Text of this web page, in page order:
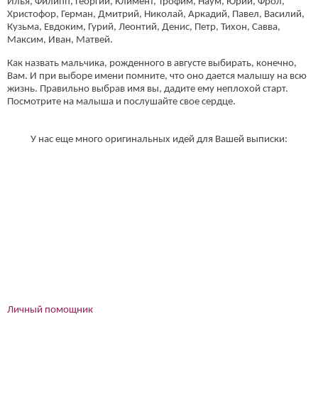
Христофор, Герман, Дмитрий, Николай, Аркадий, Павел, Василий,
Кузьма, Евдоким, Гурий, Леонтий, Денис, Петр, Тихон, Савва,
Максим, Иван, Матвей.
Как назвать мальчика, рожденного в августе выбирать, конечно,
Вам. И при выборе имени помните, что оно дается малышу на всю
жизнь. Правильно выбрав имя вы, дадите ему неплохой старт.
Посмотрите на малыша и послушайте свое сердце.
У нас еще много оригинальных идей для Вашей выписки:
Личный помощник